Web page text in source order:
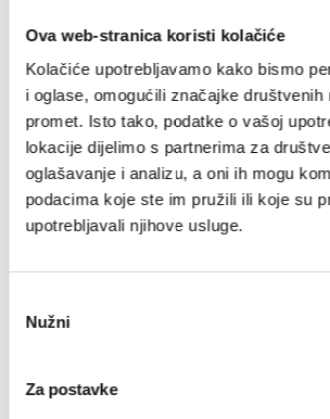
Ova web-stranica koristi kolačiće
Kolačiće upotrebljavamo kako bismo
i oglase, omogućili značajke društvenih
promet. Isto tako, podatke o vašoj
lokacije dijelimo s partnerima za
oglašavanje i analizu, a oni ih mogu
podacima koje ste im pružili ili koje su
upotrebljavali njihove usluge.
pristanka
Nužni
Za postavke